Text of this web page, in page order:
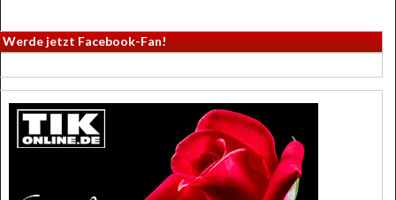
Werde jetzt Facebook-Fan!